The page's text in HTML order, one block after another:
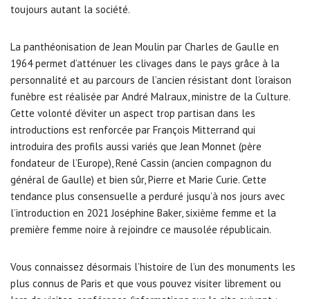
toujours autant la société.
La panthéonisation de Jean Moulin par Charles de Gaulle en
1964 permet d’atténuer les clivages dans le pays grâce à la
personnalité et au parcours de l’ancien résistant dont l’oraison
funèbre est réalisée par André Malraux, ministre de la Culture.
Cette volonté d’éviter un aspect trop partisan dans les
introductions est renforcée par François Mitterrand qui
introduira des profils aussi variés que Jean Monnet (père
fondateur de l’Europe), René Cassin (ancien compagnon du
général de Gaulle) et bien sûr, Pierre et Marie Curie. Cette
tendance plus consensuelle a perduré jusqu’à nos jours avec
l’introduction en 2021 Joséphine Baker, sixième femme et la
première femme noire à rejoindre ce mausolée républicain.
Vous connaissez désormais l’histoire de l’un des monuments les
plus connus de Paris et que vous pouvez visiter librement ou